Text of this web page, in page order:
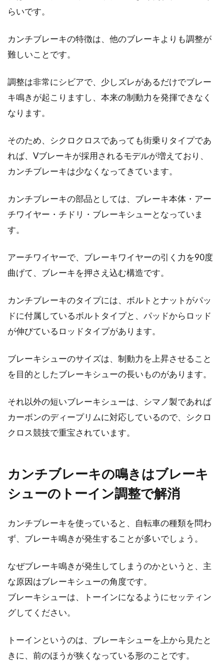
のは虫ゴムが原因！？
釘や石を踏んだわけでもないのに、どんどんタ
自転車のベアリングって？交換は自
自転車のベアリングという言葉を聞いたことは
のロードバイクについて
Panasonic（パナソニック）と聞けばまず思い浮
かぶのは家電メーカーとしての名前が出てくる
ロードバイク各ブランドイメージと
その特徴をまとめてみた
ロードバイクを購入する際にどのブランドにす
てみよう！
人は、多いのではないでしょうか。メンテナン
スやパー...
気ままなファッションを
人気アニメ「弱虫ペダル」の影響で、近頃はロ
らいです。
カンチブレーキの特徴は、他のブレーキよりも調整が
難しいことです。
調整は非常にシビアで、少しズレがあるだけでブレー
キ鳴きが起こりますし、本来の制動力を発揮できなく
なります。
そのため、シクロクロスであっても街乗りタイプであ
れば、Vブレーキが採用されるモデルが増えており、
カンチブレーキは少なくなってきています。
カンチブレーキの部品としては、ブレーキ本体・アー
チワイヤー・チドリ・ブレーキシューとなっていま
す。
アーチワイヤーで、ブレーキワイヤーの引く力を90度
曲げて、ブレーキを押さえ込む構造です。
カンチブレーキのタイプには、ボルトとナットがパッ
ドに付属しているボルトタイプと、パッドからロッド
が伸びているロッドタイプがあります。
ブレーキシューのサイズは、制動力を上昇させること
を目的としたブレーキシューの長いものがあります。
それ以外の短いブレーキシューは、シマノ製であれば
カーボンのディープリムに対応しているので、シクロ
クロス競技で重宝されています。
カンチブレーキの鳴きはブレーキ
シューのトーイン調整で解消
カンチブレーキを使っていると、自転車の種類を問わ
ず、ブレーキ鳴きが発生することが多いでしょう。
なぜブレーキ鳴きが発生してしまうのかというと、主
な原因はブレーキシューの角度です。
ブレーキシューは、トーインになるようにセッティン
グしてください。
トーインというのは、ブレーキシューを上から見たと
きに、前のほうが狭くなっている形のことです。